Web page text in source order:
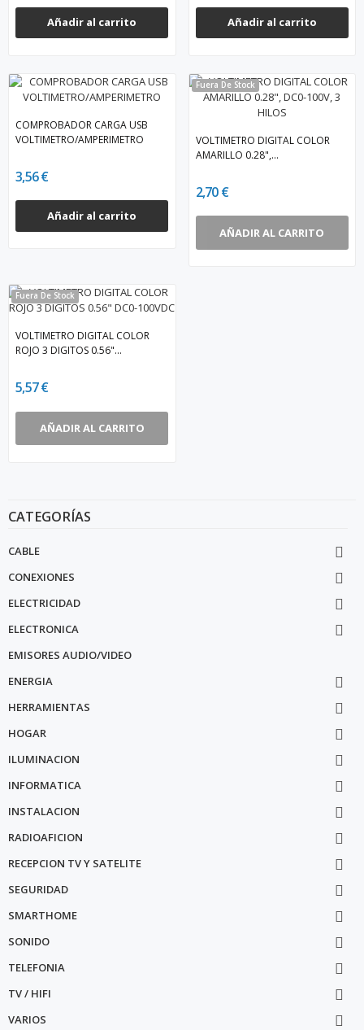
CATEGORÍAS
CABLE 
CONEXIONES 
ELECTRICIDAD 
ELECTRONICA 
EMISORES AUDIO/VIDEO
ENERGIA

HERRAMIENTAS 
HOGAR 
ILUMINACION 
INFORMATICA 
INSTALACION 
RADIOAFICION 
RECEPCION TV Y SATELITE 
SEGURIDAD 
SMARTHOME 
SONIDO 
TELEFONIA 
TV / HIFI 
VARIOS 
Añadir al carrito Añadir al carrito
COMPROBADOR CARGA USB
VOLTIMETRO/AMPERIMETRO
3,56 €
Añadir al carrito
Fuera De Stock
VOLTIMETRO DIGITAL COLOR
AMARILLO 0.28",...
2,70 €
AÑADIR AL CARRITO
Fuera De Stock
VOLTIMETRO DIGITAL COLOR
ROJO 3 DIGITOS 0.56"...
5,57 €
AÑADIR AL CARRITO